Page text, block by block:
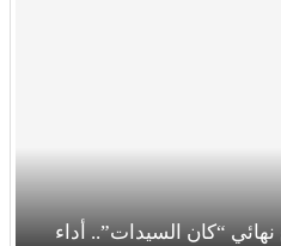
“كان السيدات”.. أداء